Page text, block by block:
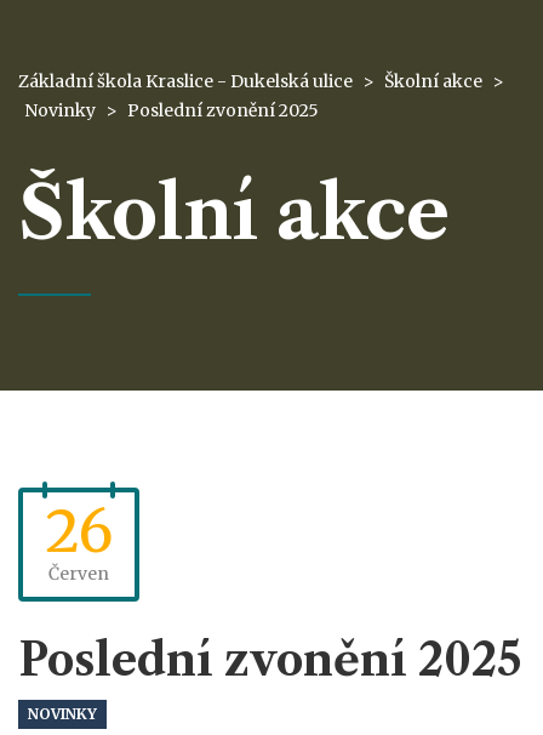
Základní škola Kraslice - Dukelská ulice > Školní akce >
Novinky > Poslední zvonění 2025
Školní akce
26
Červen
Poslední zvonění 2025
NOVINKY